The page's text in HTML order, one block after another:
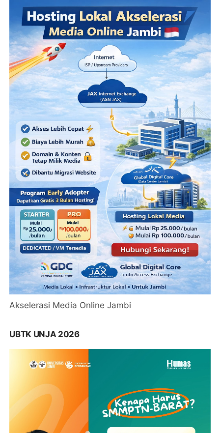
Akselerasi Media Online Jambi
UBTK UNJA 2026